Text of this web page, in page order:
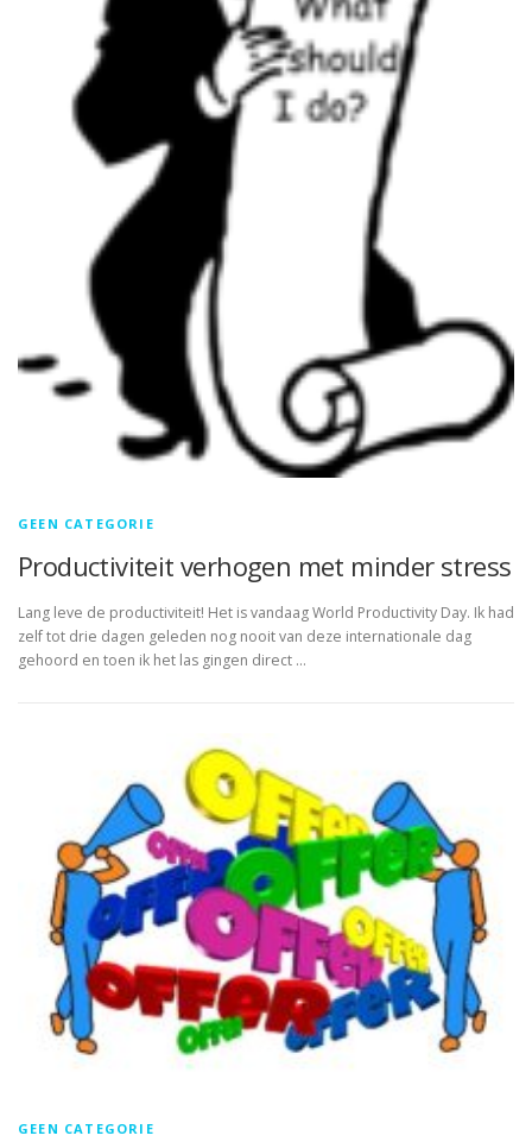
GEEN CATEGORIE
Productiviteit verhogen met minder stress
Lang leve de productiviteit! Het is vandaag World Productivity Day. Ik had
zelf tot drie dagen geleden nog nooit van deze internationale dag
gehoord en toen ik het las gingen direct …
GEEN CATEGORIE